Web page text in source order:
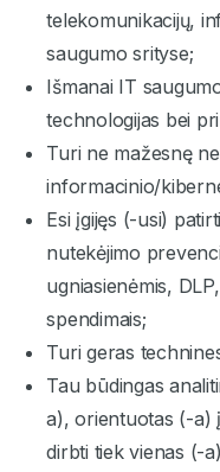
telekomunikacijų,
saugumo srityse;
Išmanai IT
technologijas bei
Turi ne mažesnę
informacinio/
Esi įgijęs (-usi)
nutekėjimo
ugniasienėmis,
spendimais;
Turi geras
Tau būdingas
a), orientuotas (-a)
dirbti tiek vienas (-